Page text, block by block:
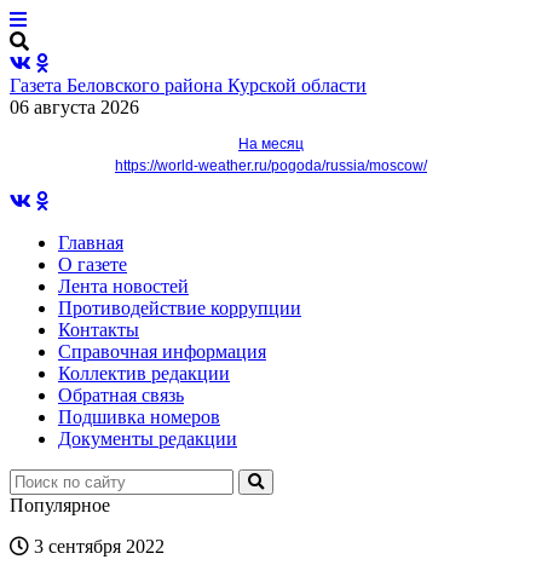
Газета Беловского района Курской области
06 августа 2026
На месяц
https://world-weather.ru/pogoda/russia/moscow/
Главная
О газете
Лента новостей
Противодействие коррупции
Контакты
Справочная информация
Коллектив редакции
Обратная связь
Подшивка номеров
Документы редакции
Популярное
3 сентября 2022